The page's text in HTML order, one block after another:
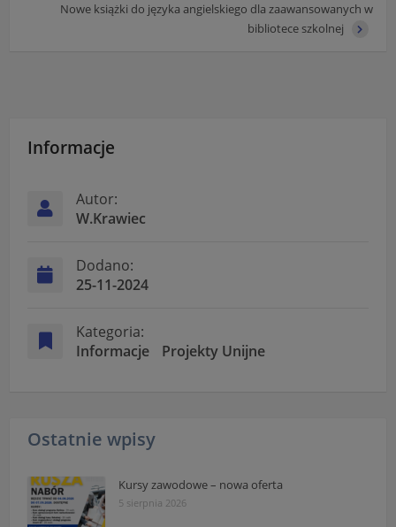
Nowe książki do języka angielskiego dla zaawansowanych w
bibliotece szkolnej
Informacje
Autor:
W.Krawiec
Dodano:
25-11-2024
Kategoria:
Informacje
Projekty Unijne
Ostatnie wpisy
Kursy zawodowe – nowa oferta
5 sierpnia 2026